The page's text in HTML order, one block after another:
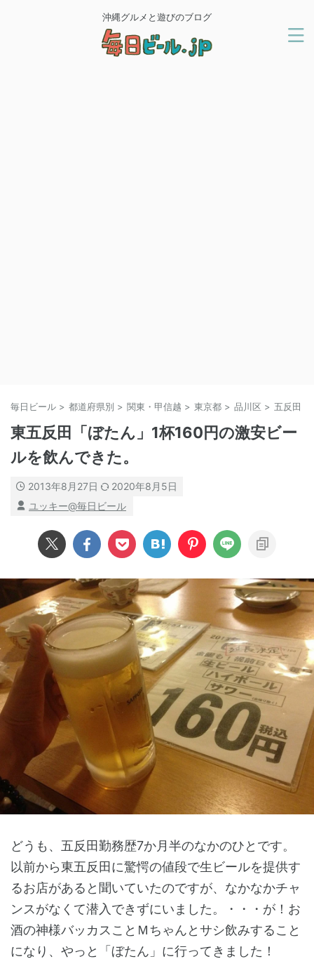
沖縄グルメと遊びのブログ
毎日ビール > 都道府県別 > 関東・甲信越 > 東京都 > 品川区 > 五反田
東五反田「ぼたん」1杯160円の激安ビー
ルを飲んできた。
2013年8月27日
2020年8月5日
ユッキー@毎日ビール
どうも、五反田勤務歴7か月半のなかのひとです。
以前から東五反田に驚愕の値段で生ビールを提供す
るお店があると聞いていたのですが、なかなかチャ
ンスがなくて潜入できずにいました。・・・が！お
酒の神様バッカスことＭちゃんとサシ飲みすること
になり、やっと「ぼたん」に行ってきました！